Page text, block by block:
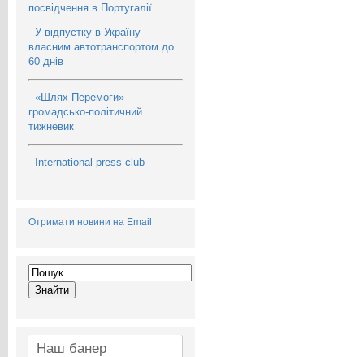
посвідчення в Португалії
- У відпустку в Україну
власним автотранспортом до
60 днів
- «Шлях Перемоги» -
громадсько-політичний
тижневик
- International press-club
Отримати новини на Email
Наш банер